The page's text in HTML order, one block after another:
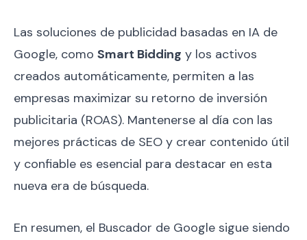
Las soluciones de publicidad basadas en IA de
Google, como Smart Bidding y los activos
creados automáticamente, permiten a las
empresas maximizar su retorno de inversión
publicitaria (ROAS). Mantenerse al día con las
mejores prácticas de SEO y crear contenido útil
y confiable es esencial para destacar en esta
nueva era de búsqueda.
En resumen, el Buscador de Google sigue siendo